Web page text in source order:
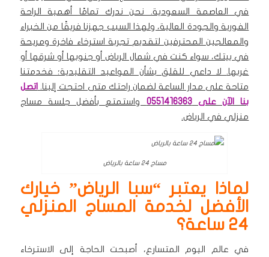
في العاصمة السعودية.نحن ندرك تمامًا أهمية الراحة
الفورية والجودة العالية، ولهذا السبب جهزنا فريقًا من الخبراء
والمعالجين المحترفين لتقديم تجربة استرخاء فاخرة ومريحة
في بيتك، سواء كنت في شمال الرياض أو جنوبها أو شرقها أو
غربها.لا داعي للقلق بشأن المواعيد التقليدية؛ فخدمتنا
متاحة على مدار الساعة لضمان راحتك متى احتجت إلينا. اتصل
بنا الآن على 0551416363
واستمتع بأفضل جلسة مساج
منزلي في الرياض.
مساج 24 ساعة بالرياض
لماذا يعتبر “سبا الرياض” خيارك
الأفضل لخدمة المساج المنزلي
24 ساعة؟
في عالم اليوم المتسارع، أصبحت الحاجة إلى الاسترخاء